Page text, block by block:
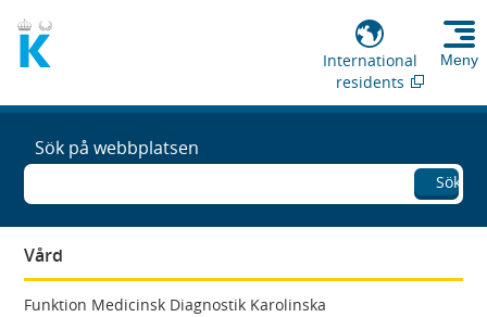
International
residents
Meny
Sök på webbplatsen
Sök
Vård
Funktion Medicinsk Diagnostik Karolinska